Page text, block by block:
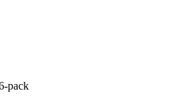
pack